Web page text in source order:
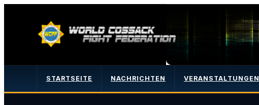
STARTSEITE NACHRICHTEN VERANSTALTUNGEN